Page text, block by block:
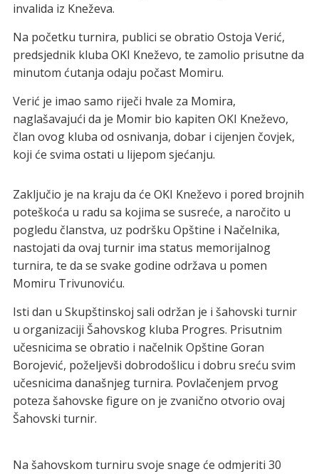
invalida iz Kneževa.
Na početku turnira, publici se obratio Ostoja Verić,
predsjednik kluba OKI Kneževo, te zamolio prisutne da
minutom ćutanja odaju počast Momiru.
Verić je imao samo riječi hvale za Momira,
naglašavajući da je Momir bio kapiten OKI Kneževo,
član ovog kluba od osnivanja, dobar i cijenjen čovjek,
koji će svima ostati u lijepom sjećanju.
Zaključio je na kraju da će OKI Kneževo i pored brojnih
poteškoća u radu sa kojima se susreće, a naročito u
pogledu članstva, uz podršku Opštine i Načelnika,
nastojati da ovaj turnir ima status memorijalnog
turnira, te da se svake godine održava u pomen
Momiru Trivunoviću.
Isti dan u Skupštinskoj sali održan je i šahovski turnir
u organizaciji Šahovskog kluba Progres. Prisutnim
učesnicima se obratio i načelnik Opštine Goran
Borojević, poželjevši dobrodošlicu i dobru sreću svim
učesnicima današnjeg turnira. Povlačenjem prvog
poteza šahovske figure on je zvanično otvorio ovaj
Šahovski turnir.
Na šahovskom turniru svoje snage će odmjeriti 30